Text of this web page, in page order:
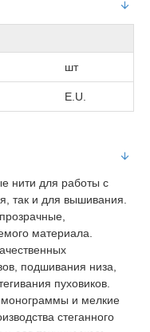
шт
E.U.
нити для работы с
так и для вышивания.
материала.
подшивания низа,
пуховиков.
и мелкие
стеганного